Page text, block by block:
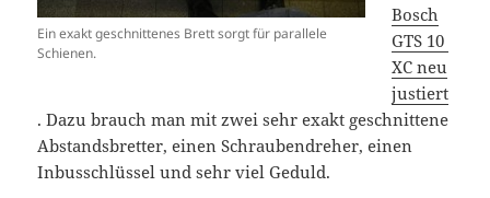
Ein exakt geschnittenes Brett sorgt für parallele
Schienen.
Bosch
GTS 10
XC neu
justiert
. Dazu brauch man mit zwei sehr exakt geschnittene
Abstandsbretter, einen Schraubendreher, einen
Inbusschlüssel und sehr viel Geduld.